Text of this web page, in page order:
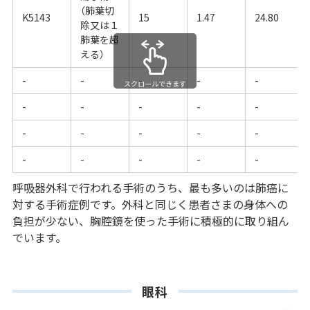
K5143
（肺葉切
除又は１
肺葉を超
える）
15 1.47 24.80
- - - -
-
-
- - -
-
-
- - -
-
-
- - - -
スクロールできます
呼吸器外科で行われる手術のうち、最も多いのは肺癌に
対する手術症例です。外科と同じく患者さまの身体への
負担が少ない、胸腔鏡を使った手術に積極的に取り組ん
でいます。
眼科